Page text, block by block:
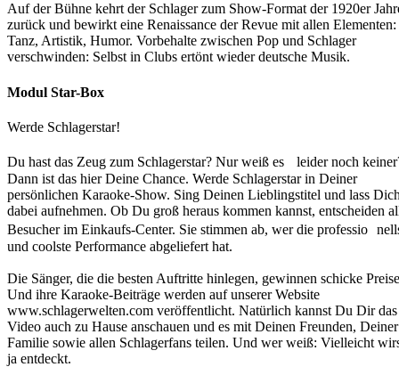
Auf der Bühne kehrt der Schlager zum Show-Format der 1920er
zurück und bewirkt eine Renaissance der Revue mit allen Elementen:
Tanz, Artistik, Humor. Vorbehalte zwischen Pop und Schlager
verschwinden: Selbst in Clubs ertönt wieder deutsche Musik.
Modul Star-Box
Werde Schlagerstar!
Du hast das Zeug zum Schlagerstar? Nur weiß es leider noch
Dann ist das hier Deine Chance. Werde Schlagerstar in Deiner
persönlichen Karaoke-Show. Sing Deinen Lieblingstitel und lass
dabei aufnehmen. Ob Du groß heraus kommen kannst, entscheiden
Besucher im Einkaufs-Center. Sie stimmen ab, wer die professio
und coolste Performance abgeliefert hat.
Die Sänger, die die besten Auftritte hinlegen, gewinnen schicke
Und ihre Karaoke-Beiträge werden auf unserer Website
www.schlagerwelten.com veröffentlicht. Natürlich kannst Du Dir das
Video auch zu Hause anschauen und es mit Deinen Freunden, Deiner
Familie sowie allen Schlagerfans teilen. Und wer weiß: Vielleicht
ja entdeckt.